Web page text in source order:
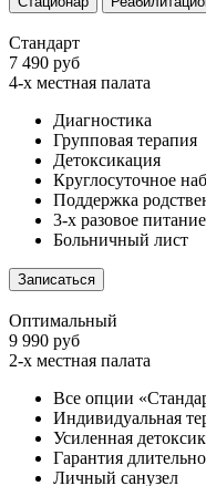
Стандарт
7 490 руб
4-х местная палата
Диагностика
Групповая терапия
Детоксикация
Круглосуточное
Поддержка
3-х разовое питание
Больничный лист
Записаться
Оптимальный
9 990 руб
2-х местная палата
Все опции
Индивидуальная
Усиленная
Гарантия
Личный санузел